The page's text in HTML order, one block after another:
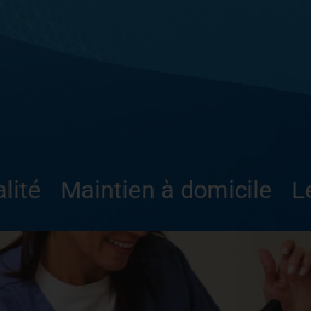
Maintien à domicile